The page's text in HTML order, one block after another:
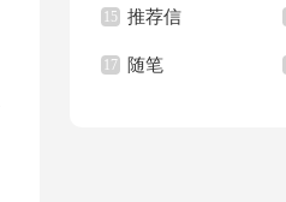
15 推荐信
17 随笔